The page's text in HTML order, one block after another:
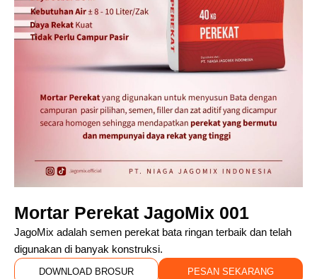
Mortar Perekat JagoMix 001
JagoMix adalah semen perekat bata ringan terbaik dan telah
digunakan di banyak konstruksi.
DOWNLOAD BROSUR PESAN SEKARANG